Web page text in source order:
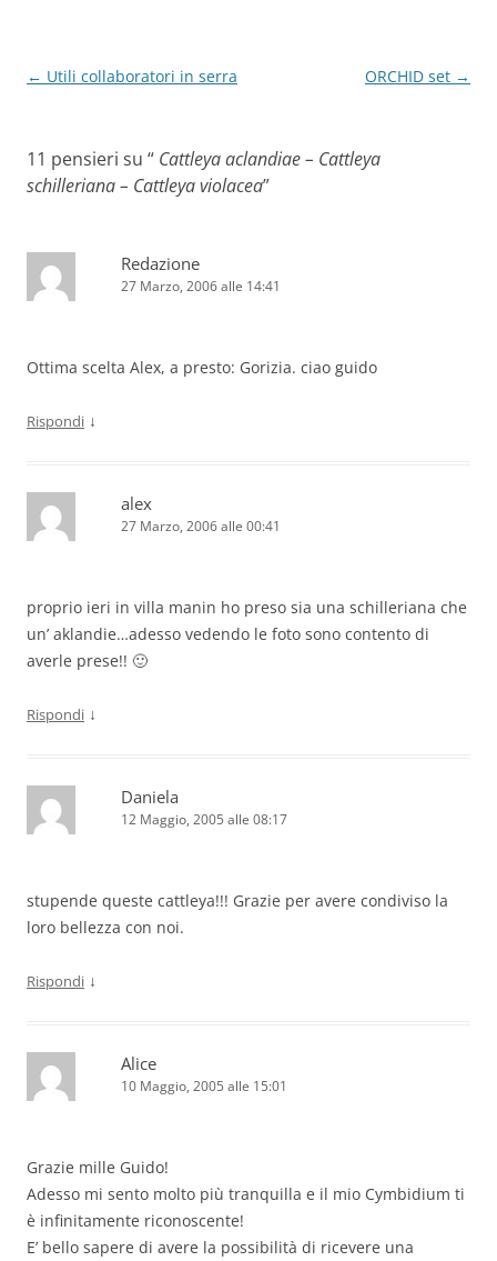
Navigazione
← Utili collaboratori in serra ORCHID set →
11 pensieri su “ Cattleya aclandiae – Cattleya
schilleriana – Cattleya violacea”
Redazione
27 Marzo, 2006 alle 14:41
Ottima scelta Alex, a presto: Gorizia. ciao guido
Rispondi ↓
alex
27 Marzo, 2006 alle 00:41
proprio ieri in villa manin ho preso sia una schilleriana che
un’ aklandie…adesso vedendo le foto sono contento di
averle prese!! 🙂
Rispondi ↓
Daniela
12 Maggio, 2005 alle 08:17
stupende queste cattleya!!! Grazie per avere condiviso la
loro bellezza con noi.
Rispondi ↓
Alice
10 Maggio, 2005 alle 15:01
Grazie mille Guido!
Adesso mi sento molto più tranquilla e il mio Cymbidium ti
è infinitamente riconoscente!
E’ bello sapere di avere la possibilità di ricevere una